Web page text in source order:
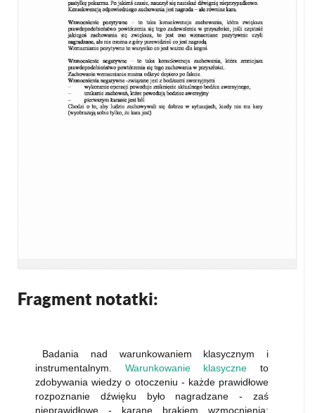
Fragment notatki:
Badania nad warunkowaniem klasycznym i
instrumentalnym. Warunkowanie klasyczne to
zdobywania wiedzy o otoczeniu - każde prawidłowe
rozpoznanie dźwięku było nagradzane - zaś
nieprawidłowe - karane brakiem wzmocnienia;